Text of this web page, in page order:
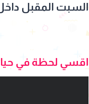
السبت المقبل
اقسي لحظة في